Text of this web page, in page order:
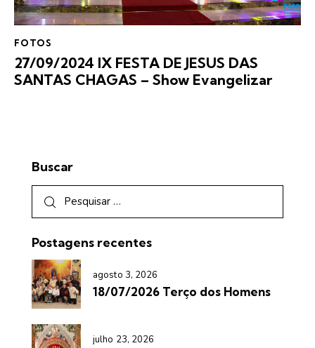
FOTOS
27/09/2024 IX FESTA DE JESUS DAS
SANTAS CHAGAS – Show Evangelizar
Buscar
Postagens recentes
agosto 3, 2026
18/07/2026 Terço dos Homens
julho 23, 2026